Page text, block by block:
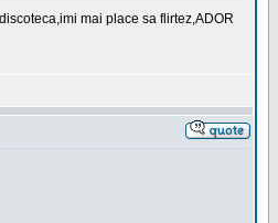
mai place sa flirtez,ADOR